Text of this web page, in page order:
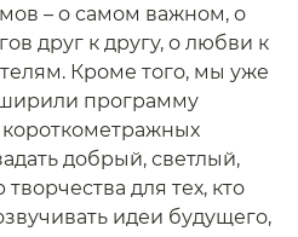
– о самом важном, о
друг к другу, о любви к
Кроме того, мы уже
программу
добрый, светлый,
для тех, кто
идеи будущего,